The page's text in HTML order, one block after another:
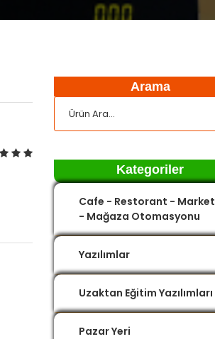
Arama
Kategoriler
Cafe - Restorant - Market
- Mağaza Otomasyonu
Yazılımlar
Uzaktan Eğitim Yazılımları
Pazar Yeri